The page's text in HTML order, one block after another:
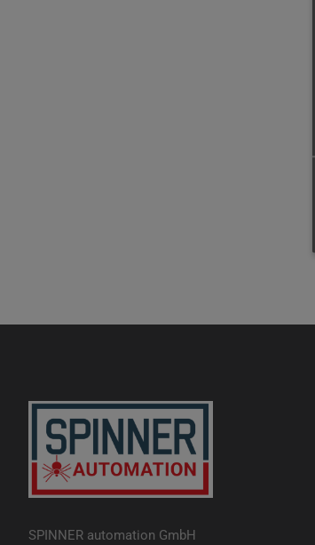
SPINNER automation GmbH